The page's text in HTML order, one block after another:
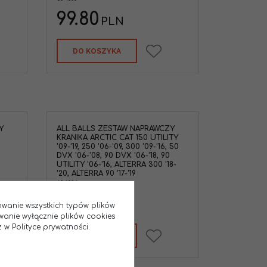
99.80 PLN
DO KOSZYKA
ALL BALLS ZESTAW NAPRAWCZY
KRANIKA ARCTIC CAT 150 UTILITY
'09-'19, 250 '06-'09, 300 '09-'16, 50
DVX '06-'08, 90 DVX '06-'18, 90
UTILITY '06-'16, ALTERRA 300 '18-
'20, ALTERRA 90 '17-'19
60-1034
58.90PLN
wszystkich typów plików
wyłącznie plików cookies
Polityce prywatności.